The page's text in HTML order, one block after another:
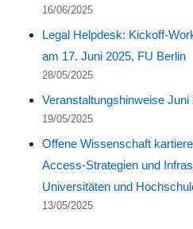
16/06/2025
Legal Helpdesk: Kickoff-
am 17. Juni 2025, FU Berlin
28/05/2025
Veranstaltungshinweise Juni
19/05/2025
Offene Wissenschaft
Access-Strategien und
Universitäten und
13/05/2025